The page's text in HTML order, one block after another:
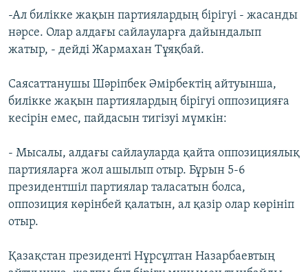
-Ал билікке жақын партиялардың бірігуі - жасанды
нәрсе. Олар алдағы сайлауларға дайындалып
жатыр, - дейді Жармахан Тұяқбай.
Саясаттанушы Шәріпбек Әмірбектің айтуынша,
билікке жақын партиялардың бірігуі оппозицияға
кесірін емес, пайдасын тигізуі мүмкін:
- Мысалы, алдағы сайлауларда қайта оппозициялық
партияларға жол ашылып отыр. Бұрын 5-6
президентшіл партиялар таласатын болса,
оппозиция көрінбей қалатын, ал қазір олар көрініп
отыр.
Қазақстан президенті Нұрсұлтан Назарбаевтың